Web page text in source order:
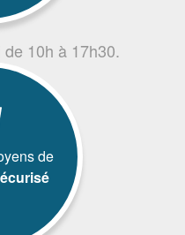
10h à 17h30.
de